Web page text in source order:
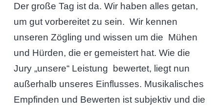
Der große Tag ist da. Wir haben alles getan,
um gut vorbereitet zu sein. Wir kennen
unseren Zögling und wissen um die Mühen
und Hürden, die er gemeistert hat. Wie die
Jury „unsere“ Leistung bewertet, liegt nun
außerhalb unseres Einflusses. Musikalisches
Empfinden und Bewerten ist subjektiv und die